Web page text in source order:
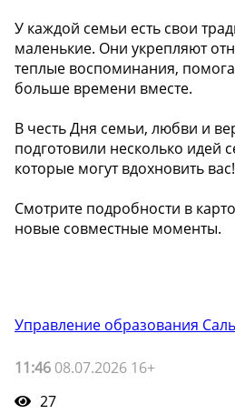
У каждой семьи есть свои
маленькие. Они укрепляют
теплые воспоминания,
больше времени вместе.
В честь Дня семьи, любви и
подготовили несколько идей
которые могут вдохновить вас!
Смотрите подробности в
новые совместные моменты.
Управление образования
11:46 08.07.2026 16+
27